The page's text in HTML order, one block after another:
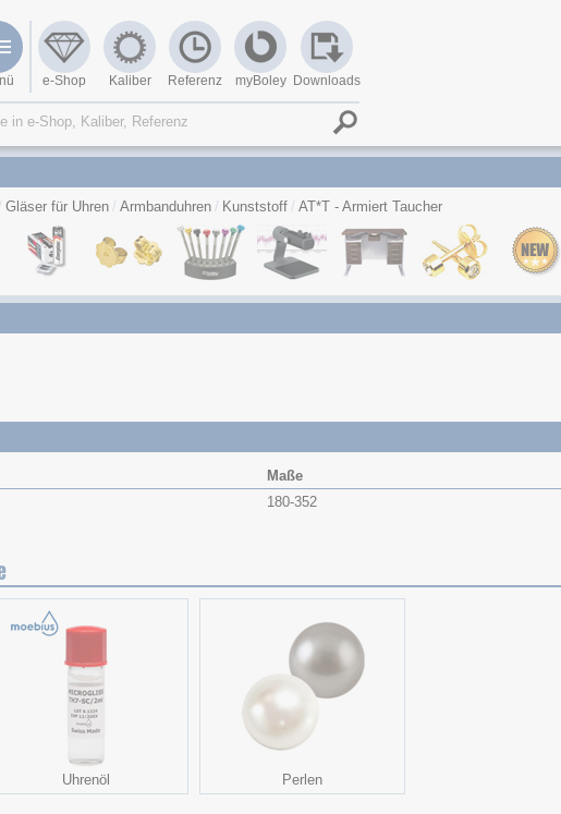
e-Shop Kaliber Referenz myBoley Downloads
Gläser für Uhren Armbanduhren Kunststoff AT*T - Armiert Taucher
Maße
180-352
Uhrenöl Perlen